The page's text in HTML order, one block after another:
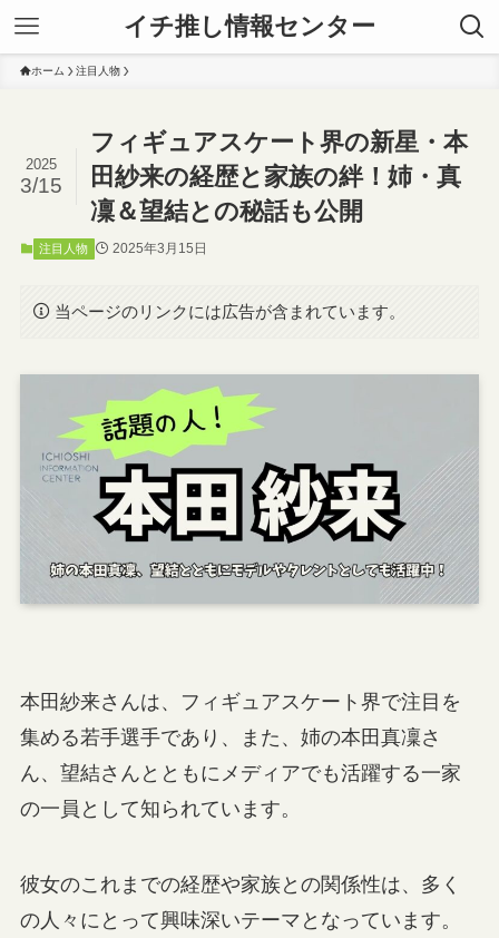
イチ推し情報センター
ホーム 注目人物
フィギュアスケート界の新星・本
田紗来の経歴と家族の絆！姉・真
凜＆望結との秘話も公開
2025
3/15
注目人物 2025年3月15日
当ページのリンクには広告が含まれています。
本田紗来さんは、フィギュアスケート界で注目を
集める若手選手であり、また、姉の本田真凜さ
ん、望結さんとともにメディアでも活躍する一家
の一員として知られています。
彼女のこれまでの経歴や家族との関係性は、多く
の人々にとって興味深いテーマとなっています。